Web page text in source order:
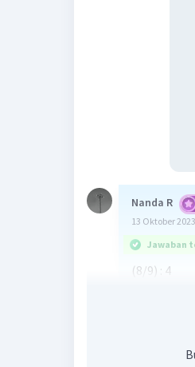
Nanda R
13 Oktober
Jawaban
(8/9) : 4